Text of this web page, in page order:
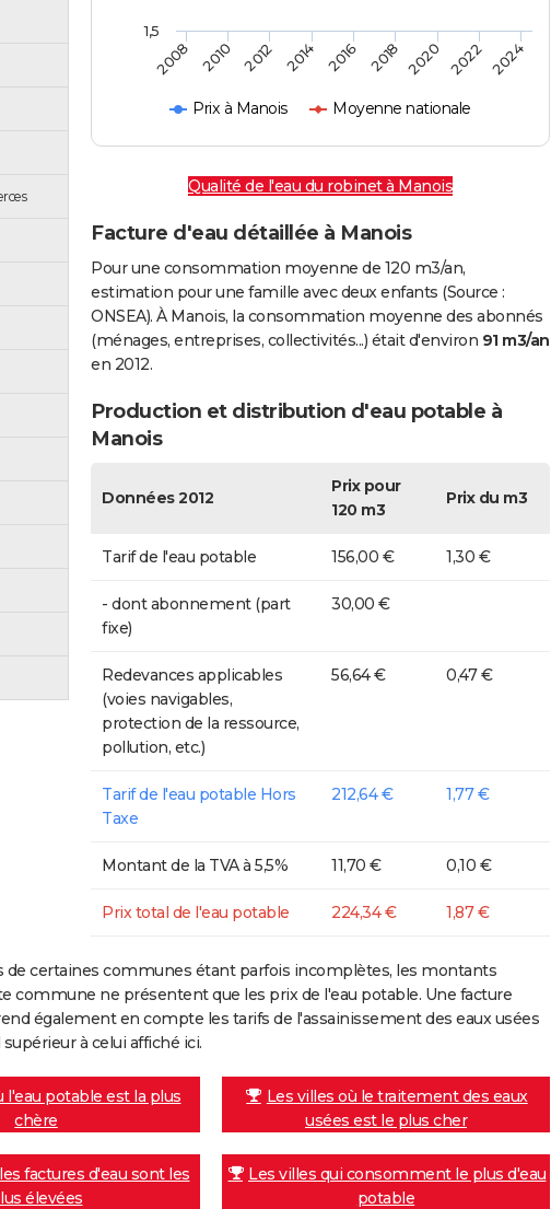
Prix à Manois Moyenne nationale
2008 2010 2012 2014 2016 2018 2020 2022 2024
1,5
Qualité de l'eau du robinet à Manois
Facture d'eau détaillée à Manois
Pour une consommation moyenne de 120 m3/an,
estimation pour une famille avec deux enfants (Source :
ONSEA). À Manois, la consommation moyenne des abonnés
(ménages, entreprises, collectivités...) était d'environ 91 m3/an
en 2012.
Production et distribution d'eau potable à
Manois
Données 2012
Prix pour
120 m3
Prix du m3
Tarif de l'eau potable 156,00 € 1,30 €
- dont abonnement (part
fixe)
30,00 €
Redevances applicables
(voies navigables,
protection de la ressource,
pollution, etc.)
56,64 € 0,47 €
Tarif de l'eau potable Hors
Taxe
212,64 € 1,77 €
Montant de la TVA à 5,5% 11,70 € 0,10 €
Prix total de l'eau potable 224,34 € 1,87 €
de certaines communes étant parfois incomplètes, les montants
commune ne présentent que les prix de l'eau potable. Une facture
également en compte les tarifs de l'assainissement des eaux usées
à celui affiché ici.
l'eau potable est la plus
chère
Les villes où le traitement des eaux
usées est le plus cher
factures d'eau sont les
élevées
Les villes qui consomment le plus d'eau
potable